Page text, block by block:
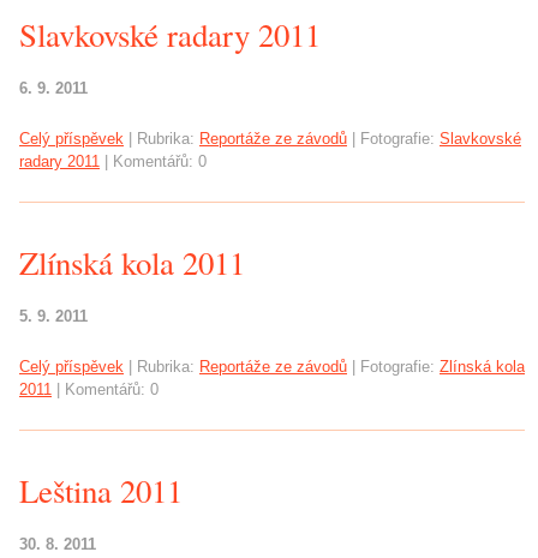
Slavkovské radary 2011
6. 9. 2011
Celý příspěvek Rubrika: Reportáže ze závodů Fotografie: Slavkovské
radary 2011
Komentářů: 0
Zlínská kola 2011
5. 9. 2011
Celý příspěvek Rubrika: Reportáže ze závodů Fotografie: Zlínská kola
2011
Komentářů: 0
Leština 2011
30. 8. 2011